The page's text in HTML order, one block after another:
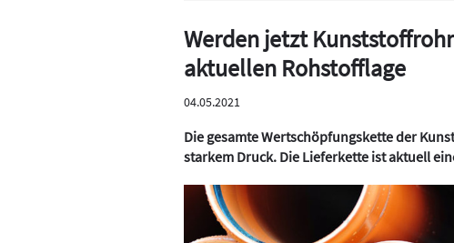
Werden jetzt
aktuellen Rohstofflage
04.05.2021
Die gesamte Wertschöpfungskette der
starkem Druck. Die Lieferkette ist aktuell